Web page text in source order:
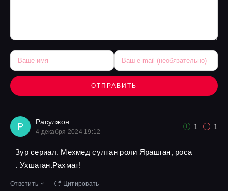
ОТПРАВИТЬ
Р Расулжон
4 декабря 2024 19:12
1 1
Зур сериал. Мехмед султан роли Ярашган, роса
. Ухшаган.Рахмат!
Ответить Цитировать